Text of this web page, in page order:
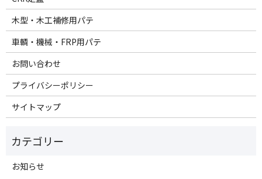
木型・木工補修用パテ
車輌・機械・FRP用パテ
お問い合わせ
プライバシーポリシー
サイトマップ
お知らせ